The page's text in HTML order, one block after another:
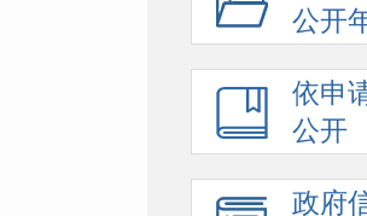
公开
依申
公开
政府